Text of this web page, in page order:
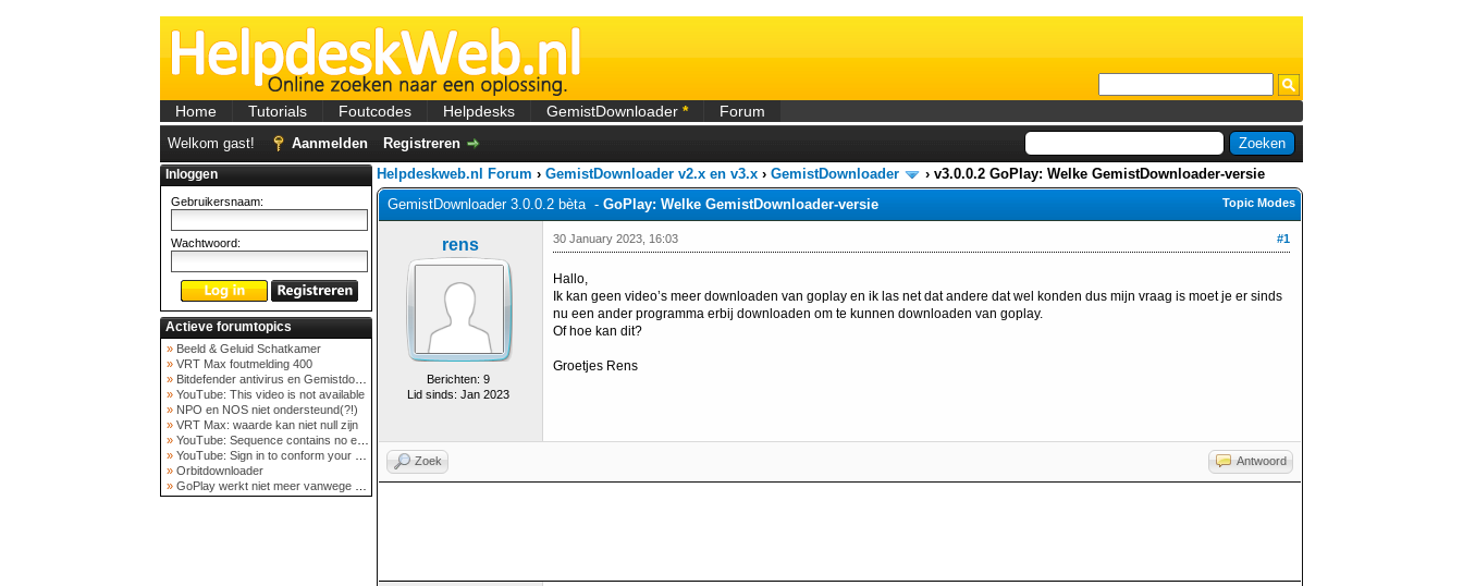
Home Tutorials Foutcodes Helpdesks GemistDownloader * Forum
Welkom gast! Aanmelden Registreren
Inloggen
Gebruikersnaam:
Wachtwoord:
Actieve forumtopics
» Beeld & Geluid Schatkamer
» VRT Max foutmelding 400
» Bitdefender antivirus en Gemistdowloader
» YouTube: This video is not available
» NPO en NOS niet ondersteund(?!)
» VRT Max: waarde kan niet null zijn
» YouTube: Sequence contains no elements
» YouTube: Sign in to conform your not a bot
» Orbitdownloader
» GoPlay werkt niet meer vanwege nieuwe webadres
Helpdeskweb.nl Forum › GemistDownloader v2.x en v3.x › GemistDownloader › v3.0.0.2 GoPlay: Welke GemistDownloader-versie
Topic Modes
GemistDownloader 3.0.0.2 bèta - GoPlay: Welke GemistDownloader-versie
rens
Berichten: 9
Lid sinds: Jan 2023
#1
30 January 2023, 16:03
Hallo,
Ik kan geen video’s meer downloaden van goplay en ik las net dat andere dat wel konden dus mijn vraag is moet je er sinds
nu een ander programma erbij downloaden om te kunnen downloaden van goplay.
Of hoe kan dit?
Groetjes Rens
Zoek Antwoord